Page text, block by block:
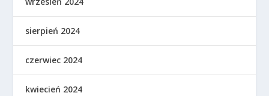
sierpień 2024
czerwiec 2024
kwiecień 2024